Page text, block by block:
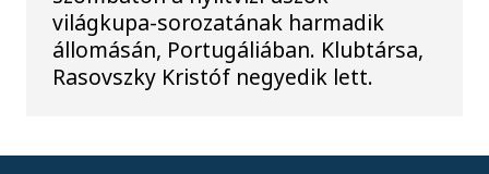
világkupa-sorozatának harmadik
állomásán, Portugáliában. Klubtársa,
Rasovszky Kristóf negyedik lett.